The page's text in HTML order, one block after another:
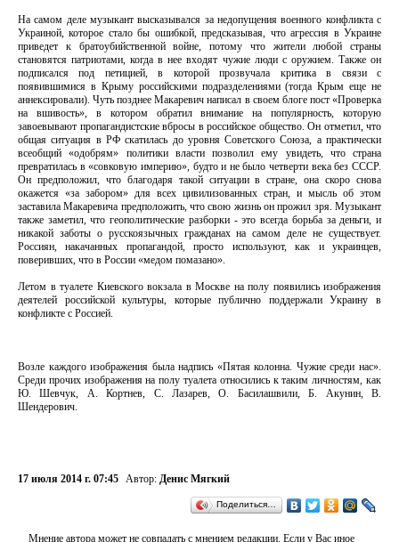
На самом деле музыкант высказывался за недопущения военного конфликта с
Украиной, которое стало бы ошибкой, предсказывая, что агрессия в Украине
приведет к братоубийственной войне, потому что жители любой страны
становятся патриотами, когда в нее входят чужие люди с оружием. Также он
подписался под петицией, в которой прозвучала критика в связи с
появившимися в Крыму российскими подразделениями (тогда Крым еще не
аннексировали). Чуть позднее Макаревич написал в своем блоге пост «Проверка
на вшивость», в котором обратил внимание на популярность, которую
завоевывают пропагандистские вбросы в российское общество. Он отметил, что
общая ситуация в РФ скатилась до уровня Советского Союза, а практически
всеобщий «одобрям» политики власти позволил ему увидеть, что страна
превратилась в «совковую империю», будто и не было четверти века без СССР.
Он предположил, что благодаря такой ситуации в стране, она скоро снова
окажется «за забором» для всех цивилизованных стран, и мысль об этом
заставила Макаревича предположить, что свою жизнь он прожил зря. Музыкант
также заметил, что геополитические разборки - это всегда борьба за деньги, и
никакой заботы о русскоязычных гражданах на самом деле не существует.
Россиян, накачанных пропагандой, просто используют, как и украинцев,
поверивших, что в России «медом помазано».
Летом в туалете Киевского вокзала в Москве на полу появились изображения
деятелей российской культуры, которые публично поддержали Украину в
конфликте с Россией.
Возле каждого изображения была надпись «Пятая колонна. Чужие среди нас».
Среди прочих изображения на полу туалета относились к таким личностям, как
Ю. Шевчук, А. Кортнев, С. Лазарев, О. Басилашвили, Б. Акунин, В.
Шендерович.
17 июля 2014 г. 07:45 Автор: Денис Мягкий
Поделиться…
Мнение автора может не совпадать с мнением редакции. Если у Вас иное